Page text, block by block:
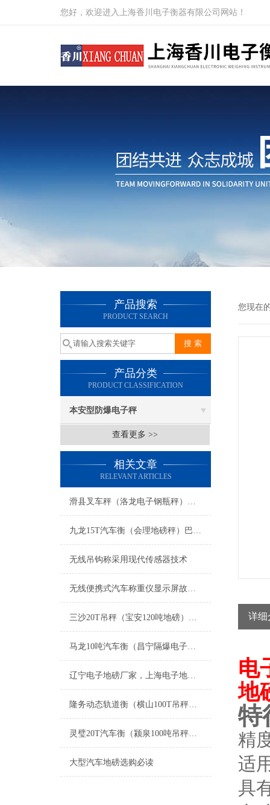
您好，欢迎进入上海香川电子衡器有限公司网站！
产品搜索
PRODUCT SEARCH
产品分类
PRODUCT CLASSIFICATION
本安型防爆电子秤
查看更多 >>
相关文章
RELEVANT ARTICLES
滑县叉车秤（洛龙电子钢瓶秤）山城滚筒秤维修
九龙15T汽车衡（会理地磅秤）巴塘60吨地磅）普格大地磅维修
无线吊钩称采用现代传感器技术
无线便携式汽车称重仪显示屏故障解决方法
三沙20T吊秤（宝安120吨地磅）大兴安岭轴重仪）香洲80T汽车衡维修
马龙10吨汽车衡（昌宁隔爆电子地磅）玉溪20T地磅维修
辽宁电子地磅厂家，上海电子地磅厂家；黑龙江电子地磅厂家；吉林电子地磅厂家；青海电子地磅厂家
隆务动态轨道衡（横山100T吊秤）海东80吨汽车衡）泾源15T地磅维修
灵璧20T汽车衡（颍泉100吨吊秤）怀远汽车地磅）祁门50T地磅维修
大型汽车地磅选购必读
您现在
详细
电
地
特
精
适
具